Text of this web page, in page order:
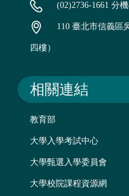
(02)2736-1661 分
110 臺北市信義區
四樓）
相關連結
教育部
大學入學考試中心
大學甄選入學委員會
大學校院課程資源網